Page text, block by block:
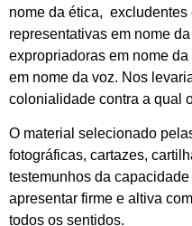
nome da ética,
representativas em nome
expropriadoras em nome
em nome da voz. Nos
colonialidade contra a qual
O material selecionado
fotográficas, cartazes,
testemunhos da
apresentar firme e altiva
todos os sentidos.